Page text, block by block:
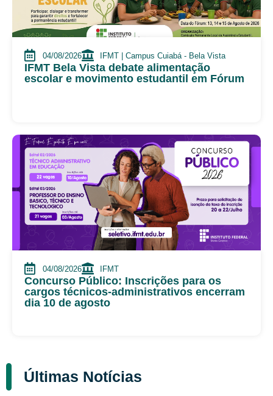
04/08/2026 IFMT | Campus Cuiabá - Bela Vista
IFMT Bela Vista debate alimentação
escolar e movimento estudantil em Fórum
04/08/2026 IFMT
Concurso Público: Inscrições para os
cargos técnicos-administrativos encerram
dia 10 de agosto
Últimas Notícias